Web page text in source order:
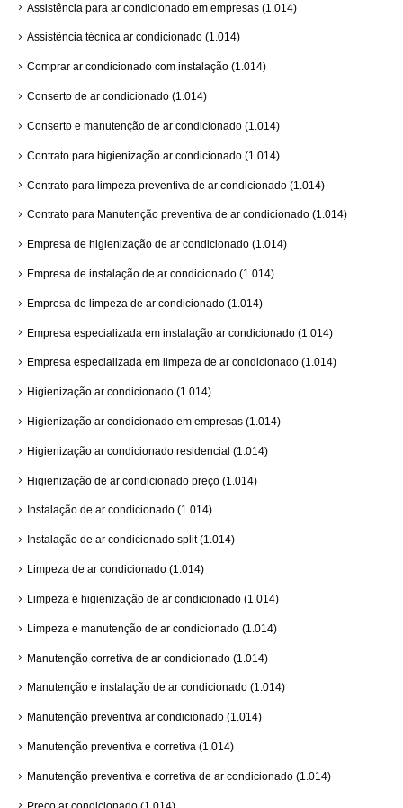
Assistência para ar condicionado em empresas (1.014)
Assistência técnica ar condicionado (1.014)
Comprar ar condicionado com instalação (1.014)
Conserto de ar condicionado (1.014)
Conserto e manutenção de ar condicionado (1.014)
Contrato para higienização ar condicionado (1.014)
Contrato para limpeza preventiva de ar condicionado (1.014)
Contrato para Manutenção preventiva de ar condicionado (1.014)
Empresa de higienização de ar condicionado (1.014)
Empresa de instalação de ar condicionado (1.014)
Empresa de limpeza de ar condicionado (1.014)
Empresa especializada em instalação ar condicionado (1.014)
Empresa especializada em limpeza de ar condicionado (1.014)
Higienização ar condicionado (1.014)
Higienização ar condicionado em empresas (1.014)
Higienização ar condicionado residencial (1.014)
Higienização de ar condicionado preço (1.014)
Instalação de ar condicionado (1.014)
Instalação de ar condicionado split(1.014)
Limpeza de ar condicionado (1.014)
Limpeza e higienização de ar condicionado (1.014)
Limpeza e manutenção de ar condicionado (1.014)
Manutenção corretiva de ar condicionado (1.014)
Manutenção e instalação de ar condicionado (1.014)
Manutenção preventiva ar condicionado (1.014)
Manutenção preventiva e corretiva (1.014)
Manutenção preventiva e corretiva de ar condicionado (1.014)